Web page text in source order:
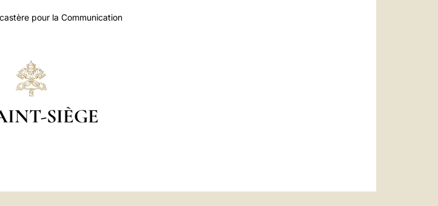
pour la Communication
SIÈGE